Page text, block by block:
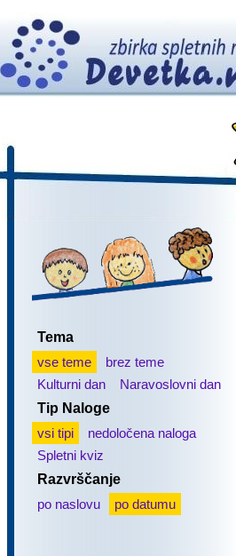
Tema
vse teme
brez teme
Kulturni dan
Naravoslovni dan
Tip Naloge
vsi tipi
nedoločena naloga
Spletni kviz
Razvrščanje
po naslovu
po datumu